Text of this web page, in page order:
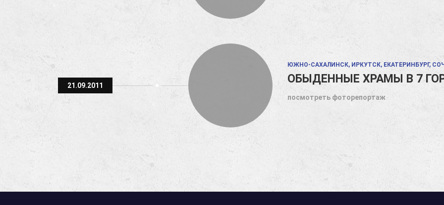
21.09.2011
ЮЖНО-САХАЛИНСК, ИРКУТСК, ЕКАТЕРИНБУРГ,
ОБЫДЕННЫЕ ХРАМЫ В 7
посмотреть фоторепортаж